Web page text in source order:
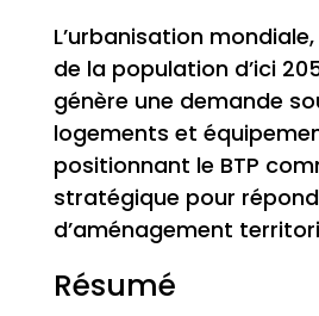
L’urbanisation
de la population d’ici
génère une demande
logements et
positionnant le BTP
stratégique pour
d’aménagement
Résumé